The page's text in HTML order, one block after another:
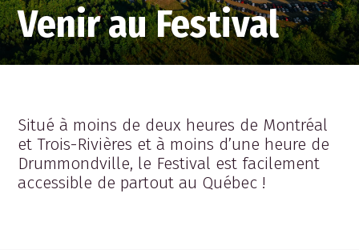
Venir au Festival
Situé à moins de deux heures de Montréal
et Trois-Rivières et à moins d’une heure de
Drummondville, le Festival est facilement
accessible de partout au Québec !